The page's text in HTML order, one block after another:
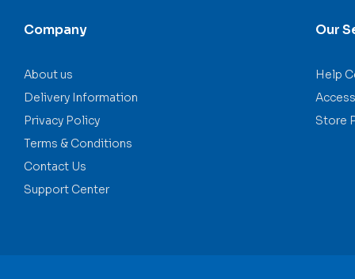
Company
About us
Delivery Information
Privacy Policy
Terms & Conditions
Contact Us
Support Center
Our
Help
Store